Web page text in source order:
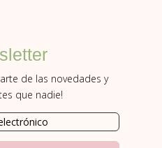
de las novedades y
que nadie!